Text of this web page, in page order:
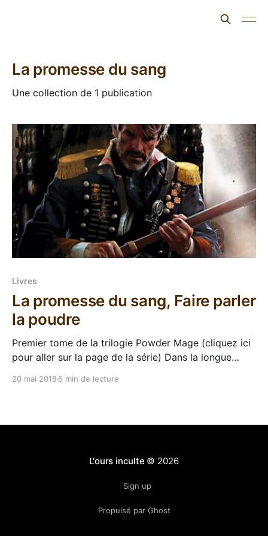
La promesse du sang
Une collection de 1 publication
Livres
La promesse du sang, Faire parler
la poudre
Premier tome de la trilogie Powder Mage (cliquez ici
pour aller sur la page de la série) Dans la longue
20 mai 2018 5 min de lecture
L'ours inculte © 2026
Sign up
Propulsé par Ghost